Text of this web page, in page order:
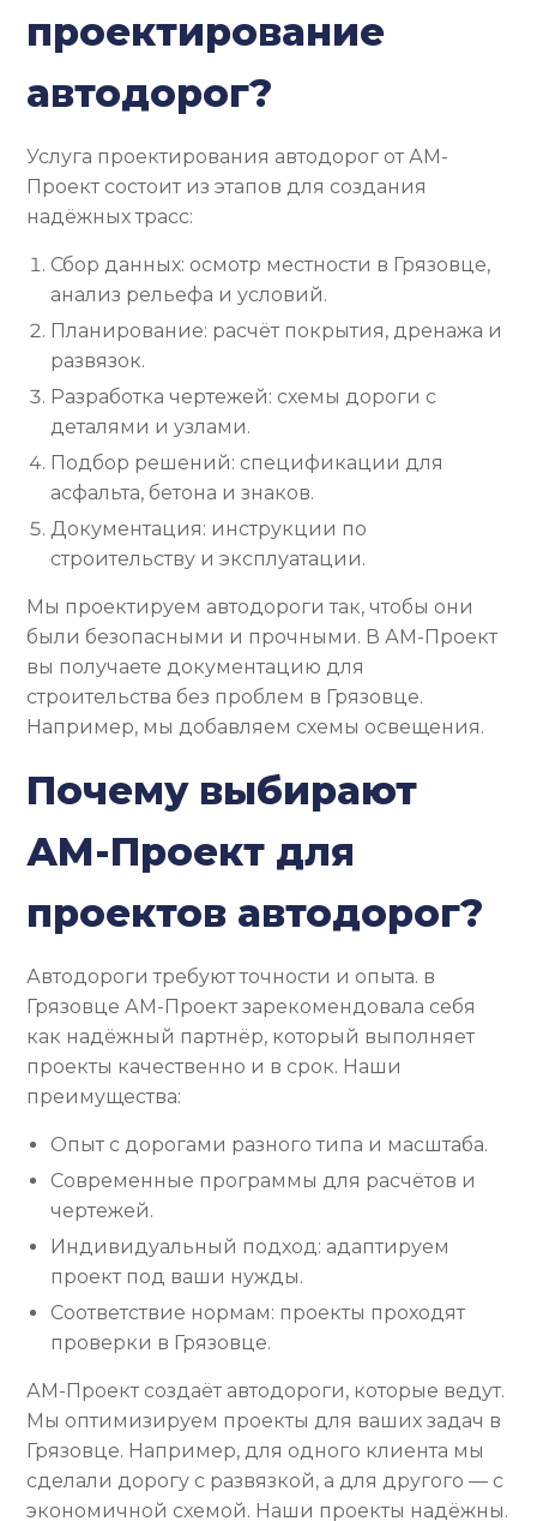
проектирование
автодорог?
Услуга проектирования автодорог от АМ-
Проект состоит из этапов для создания
надёжных трасс:
Сбор данных: осмотр местности в Грязовце,
анализ рельефа и условий.
Планирование: расчёт покрытия, дренажа и
развязок.
Разработка чертежей: схемы дороги с
деталями и узлами.
Подбор решений: спецификации для
асфальта, бетона и знаков.
Документация: инструкции по
строительству и эксплуатации.
Мы проектируем автодороги так, чтобы они
были безопасными и прочными. В АМ-Проект
вы получаете документацию для
строительства без проблем в Грязовце.
Например, мы добавляем схемы освещения.
Почему выбирают
АМ-Проект для
проектов автодорог?
Автодороги требуют точности и опыта. в
Грязовце АМ-Проект зарекомендовала себя
как надёжный партнёр, который выполняет
проекты качественно и в срок. Наши
преимущества:
Опыт с дорогами разного типа и масштаба.
Современные программы для расчётов и
чертежей.
Индивидуальный подход: адаптируем
проект под ваши нужды.
Соответствие нормам: проекты проходят
проверки в Грязовце.
АМ-Проект создаёт автодороги, которые ведут.
Мы оптимизируем проекты для ваших задач в
Грязовце. Например, для одного клиента мы
сделали дорогу с развязкой, а для другого — с
экономичной схемой. Наши проекты надёжны.